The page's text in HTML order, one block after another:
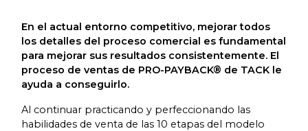
En el actual entorno competitivo, mejorar todos
los detalles del proceso comercial es fundamental
para mejorar sus resultados consistentemente. El
proceso de ventas de PRO-PAYBACK® de TACK le
ayuda a conseguirlo.
Al continuar practicando y perfeccionando las
habilidades de venta de las 10 etapas del modelo